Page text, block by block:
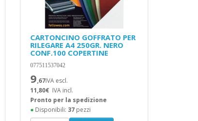
CARTONCINO GOFFRATO PER
RILEGARE A4 250GR. NERO
CONF.100 COPERTINE
077511537042
9,67IVA escl.
11,80€ IVA incl.
Pronto per la spedizione
● Disponibili: 37 pezzi